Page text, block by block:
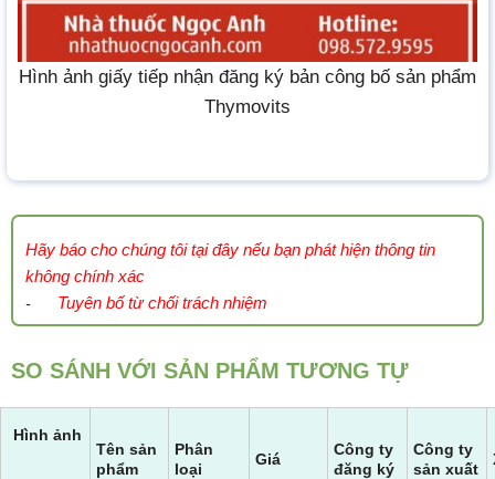
Hình ảnh giấy tiếp nhận đăng ký bản công bố sản phẩm
Thymovits
Hãy báo cho chúng tôi tại đây nếu bạn phát hiện thông tin
không chính xác
- Tuyên bố từ chối trách nhiệm
SO SÁNH VỚI SẢN PHẨM TƯƠNG TỰ
Hình ảnh
Tên sản
phẩm
Phân
loại
Giá
Công ty
đăng ký
Công ty
sản xuất